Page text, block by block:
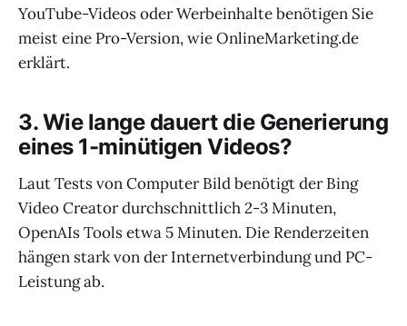
YouTube-Videos oder Werbeinhalte benötigen Sie
meist eine Pro-Version, wie OnlineMarketing.de
erklärt.
3. Wie lange dauert die Generierung
eines 1-minütigen Videos?
Laut Tests von Computer Bild benötigt der Bing
Video Creator durchschnittlich 2-3 Minuten,
OpenAIs Tools etwa 5 Minuten. Die Renderzeiten
hängen stark von der Internetverbindung und PC-
Leistung ab.